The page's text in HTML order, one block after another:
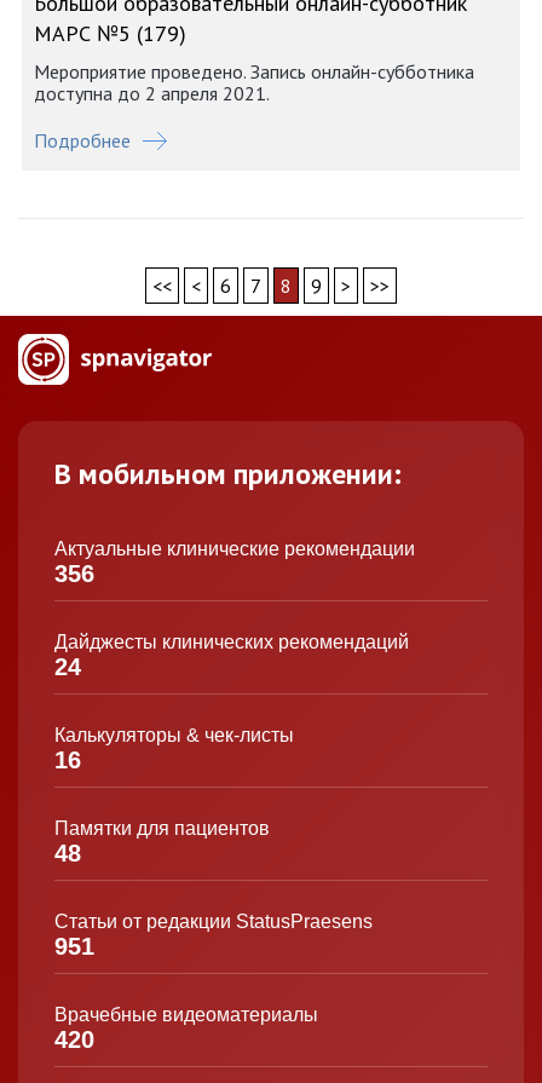
МАРС №5 (179)
Мероприятие проведено. Запись онлайн-субботника
доступна до 2 апреля 2021.
Подробнее
<< < 6 7 8 9 > >>
В мобильном приложении:
Актуальные клинические рекомендации
356
Дайджесты клинических рекомендаций
24
Калькуляторы & чек-листы
16
Памятки для пациентов
48
Статьи от редакции StatusPraesens
951
Врачебные видеоматериалы
420